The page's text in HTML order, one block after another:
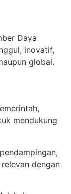
Daya
inovatif,
global.
mendukung
dengan